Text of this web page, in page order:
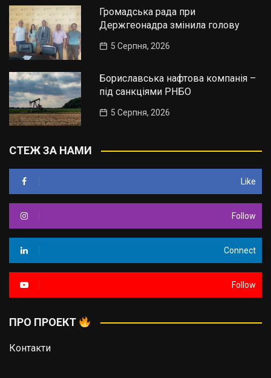
Громадська рада при
Держгеонадра змінила голову
5 Серпня, 2026
Бориславська нафтова компанія –
під санкціями РНБО
5 Серпня, 2026
СТЕЖ ЗА НАМИ
Like
Follow
Connect
Follow
ПРО ПРОЕКТ
Контакти